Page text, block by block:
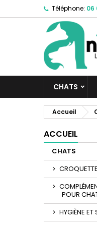
Téléphone: 06
CHATS
Accueil
ACCUEIL
CHATS
POUR
HYGIÈNE